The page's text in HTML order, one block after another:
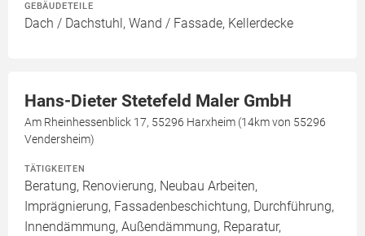
GEBÄUDETEILE
Dach / Dachstuhl, Wand / Fassade, Kellerdecke
Hans-Dieter Stetefeld Maler GmbH
Am Rheinhessenblick 17, 55296 Harxheim (14km von 55296
Vendersheim)
TÄTIGKEITEN
Beratung, Renovierung, Neubau Arbeiten,
Imprägnierung, Fassadenbeschichtung, Durchführung,
Innendämmung, Außendämmung, Reparatur,